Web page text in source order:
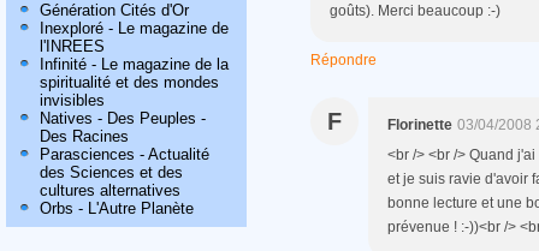
Génération Cités d'Or
Inexploré - Le magazine de
l'INREES
Infinité - Le magazine de la
spiritualité et des mondes
invisibles
Natives - Des Peuples -
Des Racines
Parasciences - Actualité
des Sciences et des
cultures alternatives
Orbs - L'Autre Planète
goûts). Merci beaucoup :-)
Répondre
F Florinette 03/04/2008
<br /> <br /> Quand
et je suis ravie d'avoir
bonne lecture et une
prévenue ! :-))<br />